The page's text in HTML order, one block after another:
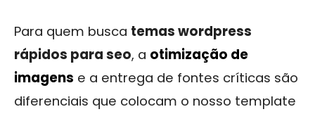
Para quem busca temas wordpress
rápidos para seo, a otimização de
imagens e a entrega de fontes críticas são
diferenciais que colocam o nosso template